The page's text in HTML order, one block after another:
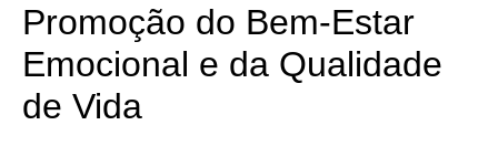
Promoção do Bem-Estar
Emocional e da Qualidade
de Vida